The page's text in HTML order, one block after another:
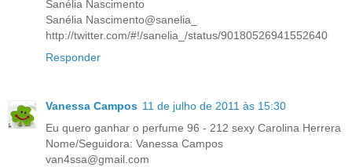
Sanélia Nascimento
Sanélia Nascimento@sanelia_
http://twitter.com/#!/sanelia_/status/90180526941552640
Responder
Vanessa Campos 11 de julho de 2011 às 15:30
Eu quero ganhar o perfume 96 - 212 sexy Carolina Herrera
Nome/Seguidora: Vanessa Campos
van4ssa@gmail.com